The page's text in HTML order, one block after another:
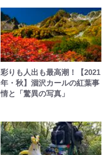
彩りも人出も最高潮！【2021
年・秋】涸沢カールの紅葉事
情と「驚異の写真」